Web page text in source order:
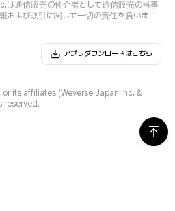
は通信販売の仲介者として通信販売の当事
および取引に関して一切の責任を負いませ
アプリダウンロードはこちら
its affiliates (Weverse Japan Inc. &
reserved.